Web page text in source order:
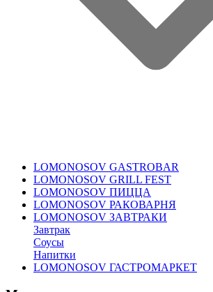
LOMONOSOV GASTROBAR
LOMONOSOV GRILL FEST
LOMONOSOV ПИЦЦА
LOMONOSOV РАКОВАРНЯ
LOMONOSOV ЗАВТРАКИ
Завтрак
Соусы
Напитки
LOMONOSOV ГАСТРОМАРКЕТ